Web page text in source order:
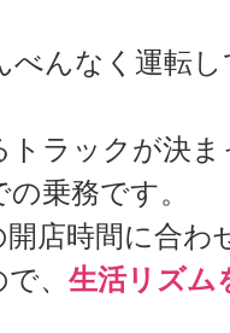
べんなく運転
トラックが決
の乗務です。
店時間に合わ
、 生活リズム